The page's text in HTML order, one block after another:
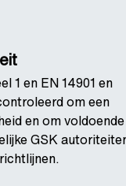
1 en EN 14901 en
om een
en om voldoende
GSK